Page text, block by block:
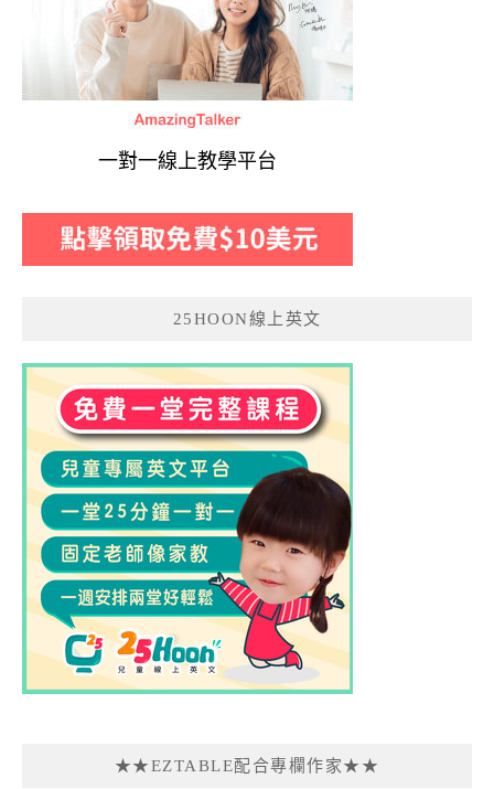
一對一線上教學平台
25HOON線上英文
★★EZTABLE配合專欄作家★★